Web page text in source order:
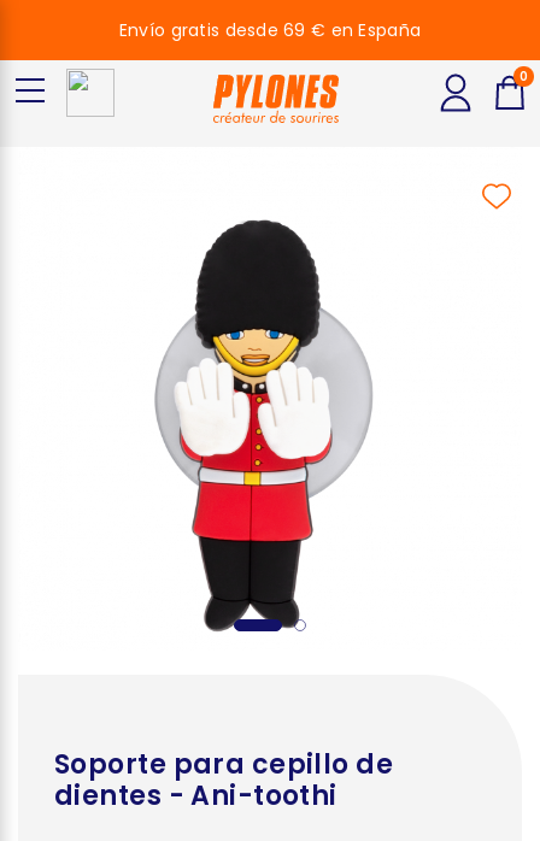
Soporte para cepillo de
dientes - Ani-toothi
Envío gratis desde 69 € en España
0